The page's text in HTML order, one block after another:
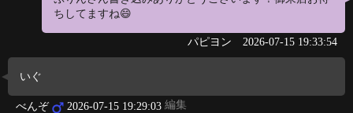
ちしてますね😄
パピヨン 2026-07-15 19:33:54
いぐ
べんぞ 2026-07-15 19:29:03 編集